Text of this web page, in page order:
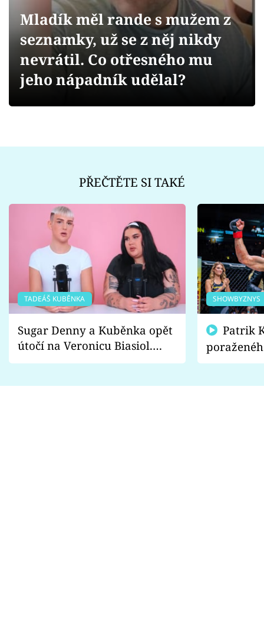
Videa
Sledujte prima+
Mladík měl rande s mužem z
seznamky, už se z něj nikdy
nevrátil. Co otřesného mu
jeho nápadník udělal?
PŘEČTĚTE SI TAKÉ
TADEÁŠ KUBĚNKA
Sugar Denny a Kuběnka opět
útočí na Veronicu Biasiol.
Proč je podle nich falešná a
SHOWBYZNYS
fanoušci